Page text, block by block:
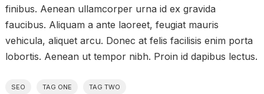
finibus. Aenean ullamcorper urna id ex gravida
faucibus. Aliquam a ante laoreet, feugiat mauris
vehicula, aliquet arcu. Donec at felis facilisis enim porta
lobortis. Aenean ut tempor nibh. Proin id dapibus lectus.
SEO TAG ONE TAG TWO